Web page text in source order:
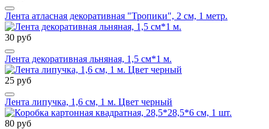
Лента атласная декоративная "Тропики", 2 см, 1 метр.
30 руб
Лента декоративная льняная, 1,5 см*1 м.
25 руб
Лента липучка, 1,6 см, 1 м. Цвет черный
80 руб